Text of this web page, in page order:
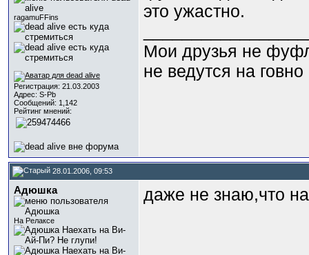
ragamuFFins
Регистрация: 21.03.2003
Адрес: S-Pb
Сообщений: 1,142
Рейтинг мнений:
это ужастно.
Мои друзья не
не ведутся на говно
28.01.2006, 09:53
Адюшка
На Релаксе
даже не знаю,что